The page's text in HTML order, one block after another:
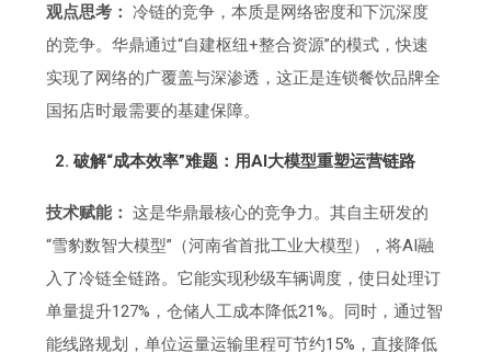
观点思考： 冷链的竞争，本质是网络密度和下沉深度
的竞争。华鼎通过“自建枢纽+整合资源”的模式，快速
实现了网络的广覆盖与深渗透，这正是连锁餐饮品牌全
国拓店时最需要的基建保障。
2. 破解“成本效率”难题：用AI大模型重塑运营链路
技术赋能： 这是华鼎最核心的竞争力。其自主研发的
“雪豹数智大模型”（河南省首批工业大模型），将AI融
入了冷链全链路。它能实现秒级车辆调度，使日处理订
单量提升127%，仓储人工成本降低21%。同时，通过智
能线路规划，单位运量运输里程可节约15%，直接降低